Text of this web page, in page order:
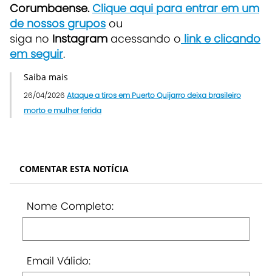
Corumbaense.Clique aqui para entrar em um
de nossos grupos ou
siga no Instagram acessando o link e clicando
em seguir.
Saiba mais
26/04/2026 Ataque a tiros em Puerto Quijarro deixa brasileiro
morto e mulher ferida
COMENTAR ESTA NOTÍCIA
Nome Completo:
Email Válido: